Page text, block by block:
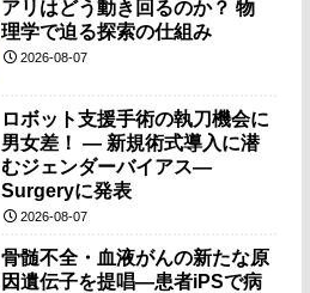
アリはどう動き回るのか？ 物
理学で迫る探索の仕組み
2026-08-07
ロボット支援手術の執刀機会に
男女差！ — 新規術式導入に潜
むジェンダーバイアス—
Surgeryに発表
2026-08-07
骨髄不全・血液がんの新たな原
因遺伝子を提唱―患者iPSで病